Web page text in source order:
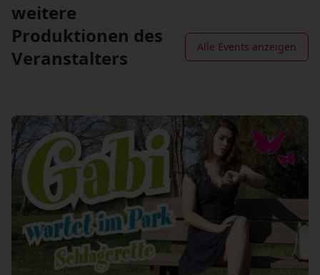
weitere
Produktionen des
Veranstalters
Alle Events anzeigen